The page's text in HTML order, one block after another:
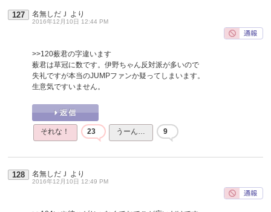
127 名無しだＪ より
2016年12月10日 12:44 PM
>>120薮君の字違います
薮君は草冠に数です。伊野ちゃん反対派が多いので
失礼ですが本当のJUMPファンか疑ってしまいます。
生意気ですいません。
それな！ 23 うーん… 9
128 名無しだＪ より
2016年12月10日 12:49 PM